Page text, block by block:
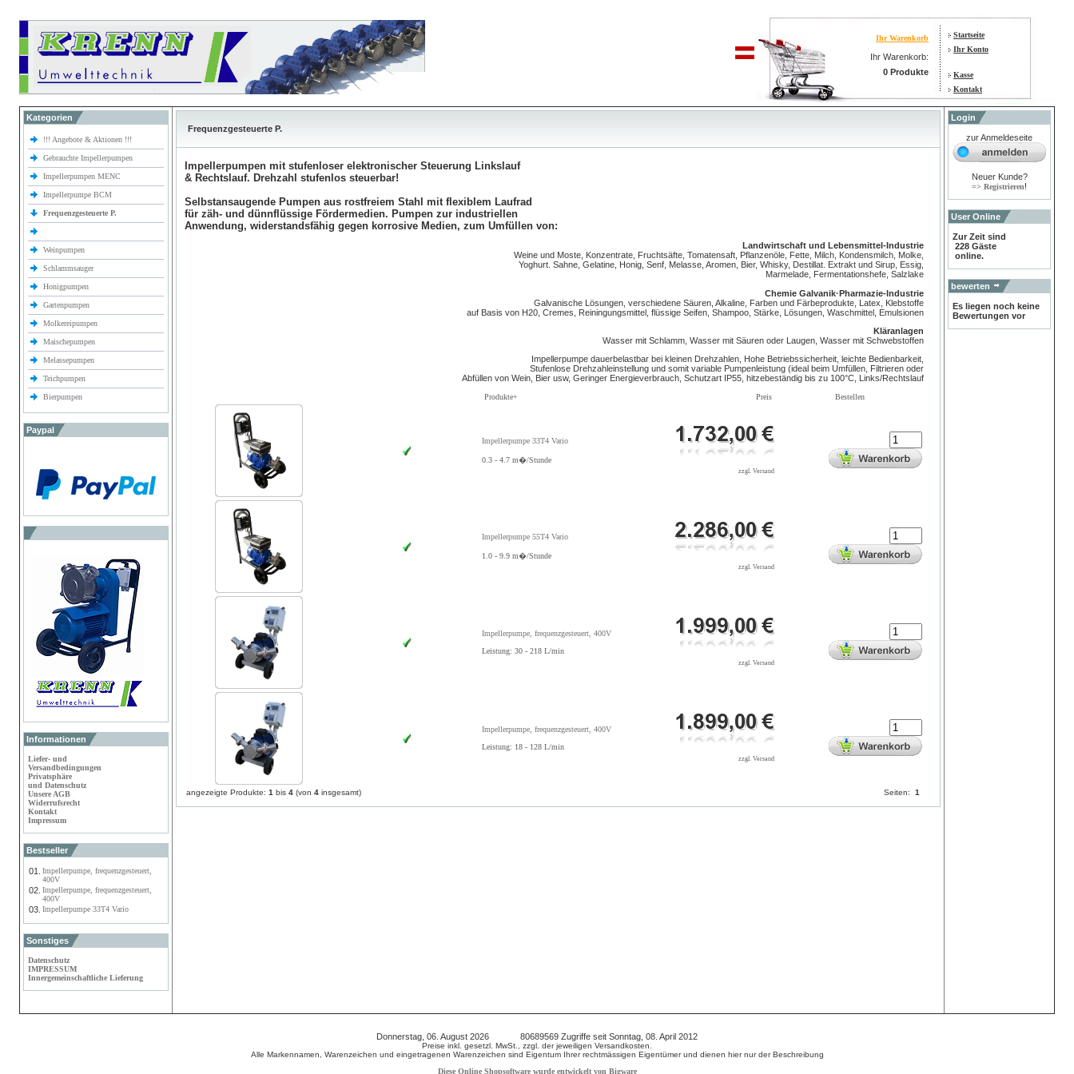
Ihr Warenkorb
Ihr Warenkorb:
0 Produkte
Startseite
Ihr Konto
Kasse
Kontakt
Kategorien
!!! Angebote & Aktionen !!!
Gebrauchte Impellerpumpen
Impellerpumpen MENC
Impellerpumpe BCM
Frequenzgesteuerte P.
Weinpumpen
Schlammsauger
Honigpumpen
Gartenpumpen
Molkereipumpen
Maischepumpen
Melassepumpen
Teichpumpen
Bierpumpen
Paypal
Informationen
Liefer- und
Versandbedingungen
Privatsphäre
und Datenschutz
Unsere AGB
Widerrufsrecht
Kontakt
Impressum
Bestseller
01.
Impellerpumpe, frequenzgesteuert,
400V
02. Impellerpumpe, frequenzgesteuert,
400V
03. Impellerpumpe 33T4 Vario
Sonstiges
Datenschutz
IMPRESSUM
Innergemeinschaftliche Lieferung
Frequenzgesteuerte P.
Impellerpumpen mit stufenloser elektronischer Steuerung Linkslauf
& Rechtslauf. Drehzahl stufenlos steuerbar!
Selbstansaugende Pumpen aus rostfreiem Stahl mit flexiblem Laufrad
für zäh- und dünnflüssige Fördermedien. Pumpen zur industriellen
Anwendung, widerstandsfähig gegen korrosive Medien, zum Umfüllen von:
Landwirtschaft und Lebensmittel-Industrie
Weine und Moste, Konzentrate, Fruchtsäfte, Tomatensaft, Pflanzenöle, Fette, Milch, Kondensmilch, Molke,
Yoghurt. Sahne, Gelatine, Honig, Senf, Melasse, Aromen, Bier, Whisky, Destillat. Extrakt und Sirup, Essig,
Marmelade, Fermentationshefe, Salzlake
Chemie Galvanik·Pharmazie-lndustrie
Galvanische Lösungen, verschiedene Säuren, Alkaline, Farben und Färbeprodukte, Latex, Klebstoffe
auf Basis von H20, Cremes, Reiningungsmittel, flüssige Seifen, Shampoo, Stärke, Lösungen, Waschmittel, Emulsionen
Kläranlagen
Wasser mit Schlamm, Wasser mit Säuren oder Laugen, Wasser mit Schwebstoffen
Impellerpumpe dauerbelastbar bei kleinen Drehzahlen, Hohe Betriebssicherheit, leichte Bedienbarkeit,
Stufenlose Drehzahleinstellung und somit variable Pumpenleistung (ideal beim Umfüllen, Filtrieren oder
Abfüllen von Wein, Bier usw, Geringer Energieverbrauch, Schutzart IP55, hitzebeständig bis zu 100°C, Links/Rechtslauf
Produkte+ Preis Bestellen
Impellerpumpe 33T4 Vario
0.3 - 4.7 m�/Stunde
zzgl. Versand
Impellerpumpe 55T4 Vario
1.0 - 9.9 m�/Stunde
zzgl. Versand
Impellerpumpe, frequenzgesteuert, 400V
Leistung: 30 - 218 L/min
zzgl. Versand
Impellerpumpe, frequenzgesteuert, 400V
Leistung: 18 - 128 L/min
zzgl. Versand
angezeigte Produkte: 1 bis 4 (von 4 insgesamt) Seiten: 1
Login
zur Anmeldeseite
Neuer Kunde?
=> Registrieren!
User Online
Zur Zeit sind
228 Gäste
online.
bewerten
Es liegen noch keine
Bewertungen vor
Donnerstag, 06. August 2026 80689569 Zugriffe seit Sonntag, 08. April 2012
Preise inkl. gesetzl. MwSt., zzgl. der jeweiligen Versandkosten.
Alle Markennamen, Warenzeichen und eingetragenen Warenzeichen sind Eigentum Ihrer rechtmässigen Eigentümer und dienen hier nur der Beschreibung
Diese Online Shopsoftware wurde entwickelt von Bigware